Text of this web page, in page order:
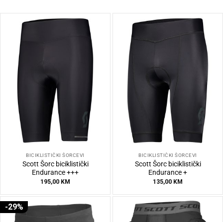
BICIKLISTIČKI ŠORCEVI
Scott Šorc biciklistički
Endurance +++
195,00 KM
BICIKLISTIČKI ŠORCEVI
Scott Šorc biciklistički
Endurance +
135,00 KM
-29%